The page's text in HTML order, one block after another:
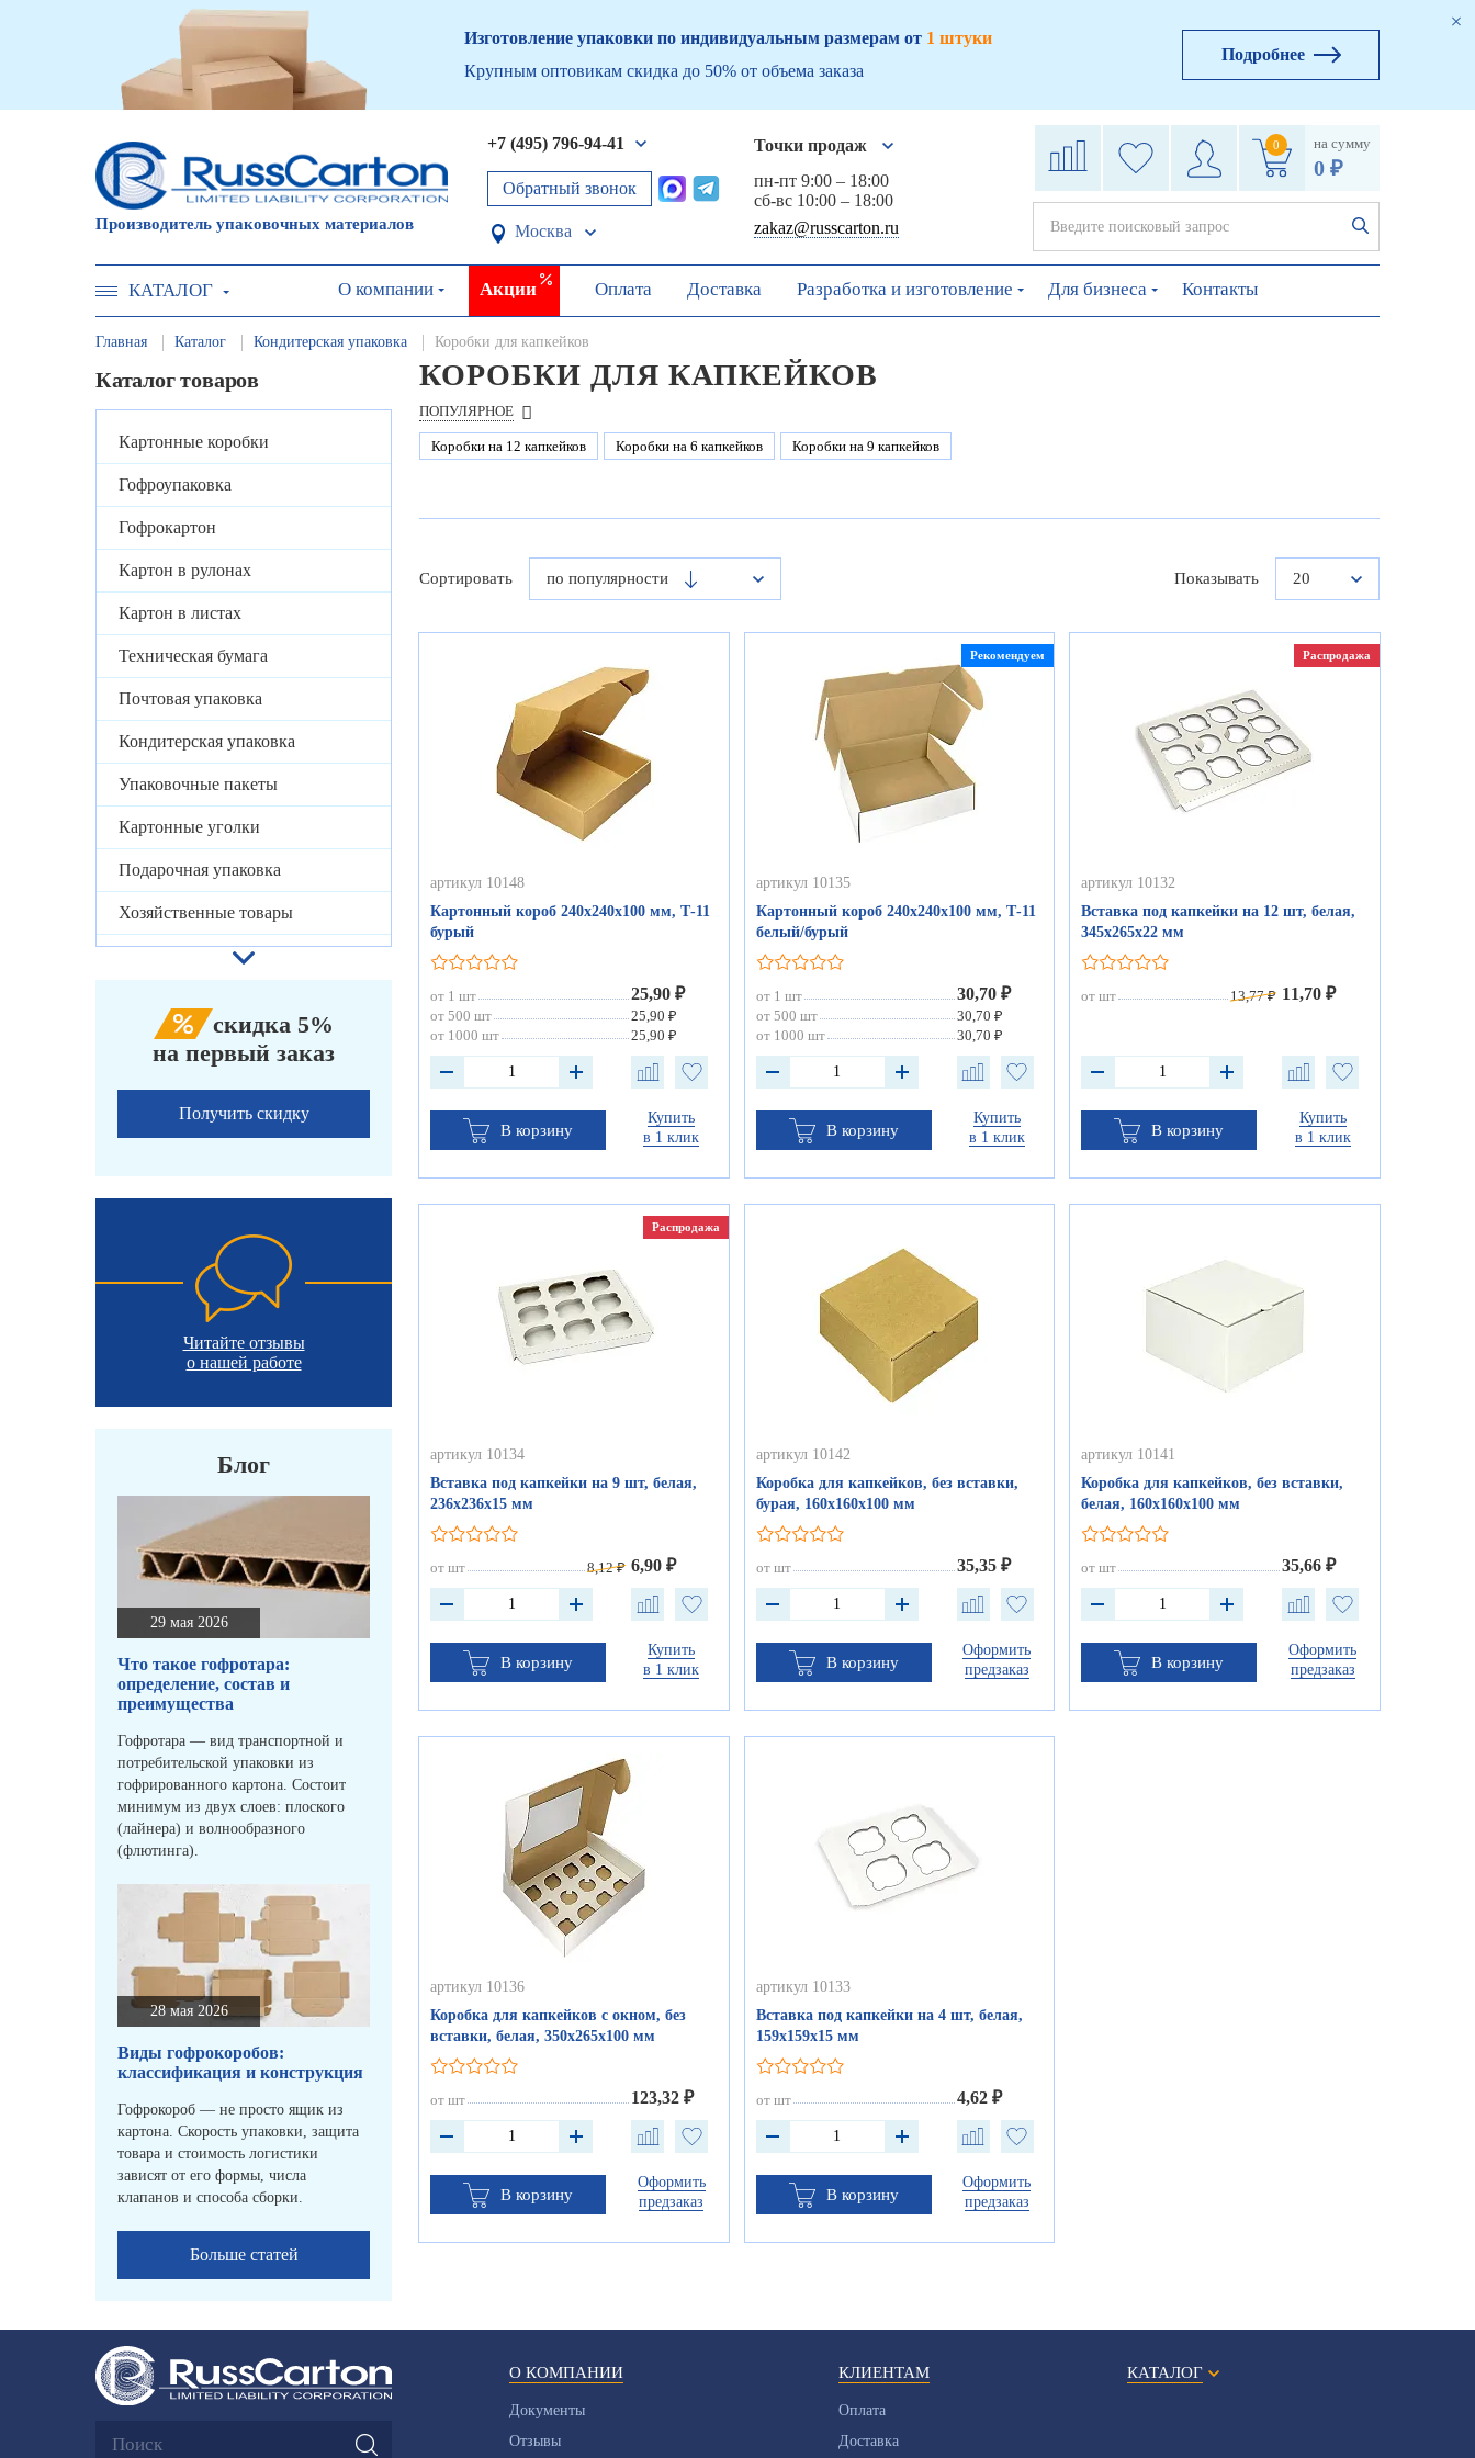
Изготовление упаковки по индивидуальным размерам от 1 штуки
Крупным оптовикам скидка до 50% от объема заказа
Подробнее
Производитель упаковочных материалов
+7 (495) 796-94-41
Обратный звонок
Москва
Точки продаж
пн-пт 9:00 – 18:00
сб-вс 10:00 – 18:00
zakaz@russcarton.ru
0 на сумму
0 ₽
КАТАЛОГ О компании Акции Оплата Доставка Разработка и изготовление Для бизнеса Контакты
Главная Каталог Кондитерская упаковка Коробки для капкейков
Каталог товаров
Картонные коробки
Гофроупаковка
Гофрокартон
Картон в рулонах
Картон в листах
Техническая бумага
Почтовая упаковка
Кондитерская упаковка
Упаковочные пакеты
Картонные уголки
Подарочная упаковка
Хозяйственные товары
скидка 5%
на первый заказ
Получить скидку
Читайте отзывы
о нашей работе
Блог
29 мая 2026
Что такое гофротара:
определение, состав и
преимущества
Гофротара — вид транспортной и
потребительской упаковки из
гофрированного картона. Состоит
минимум из двух слоев: плоского
(лайнера) и волнообразного
(флютинга).
28 мая 2026
Виды гофрокоробов:
классификация и конструкция
Гофрокороб — не просто ящик из
картона. Скорость упаковки, защита
товара и стоимость логистики
зависят от его формы, числа
клапанов и способа сборки.
Больше статей
КОРОБКИ ДЛЯ КАПКЕЙКОВ
ПОПУЛЯРНОЕ
Коробки на 12 капкейков Коробки на 6 капкейков Коробки на 9 капкейков
Сортировать по популярности Показывать 20
артикул 10148
Картонный короб 240х240х100 мм, Т-11
бурый
от 1 шт 25,90 ₽
от 500 шт
25,90 ₽
от 1000 шт
25,90 ₽
В корзину
Купить
в 1 клик
Рекомендуем
артикул 10135
Картонный короб 240х240х100 мм, Т-11
белый/бурый
от 1 шт 30,70 ₽
от 500 шт
30,70 ₽
от 1000 шт
30,70 ₽
В корзину
Купить
в 1 клик
Распродажа
артикул 10132
Вставка под капкейки на 12 шт, белая,
345х265х22 мм
от шт 13,77 ₽ 11,70 ₽
В корзину
Купить
в 1 клик
Распродажа
артикул 10134
Вставка под капкейки на 9 шт, белая,
236х236х15 мм
от шт 8,12 ₽ 6,90 ₽
В корзину
Купить
в 1 клик
артикул 10142
Коробка для капкейков, без вставки,
бурая, 160х160х100 мм
от шт 35,35 ₽
В корзину
Оформить
предзаказ
артикул 10141
Коробка для капкейков, без вставки,
белая, 160х160х100 мм
от шт 35,66 ₽
В корзину
Оформить
предзаказ
артикул 10136
Коробка для капкейков с окном, без
вставки, белая, 350х265х100 мм
от шт 123,32 ₽
В корзину
Оформить
предзаказ
артикул 10133
Вставка под капкейки на 4 шт, белая,
159х159х15 мм
от шт 4,62 ₽
В корзину
Оформить
предзаказ
О КОМПАНИИ
Документы
Отзывы
КЛИЕНТАМ
Оплата
Доставка
КАТАЛОГ